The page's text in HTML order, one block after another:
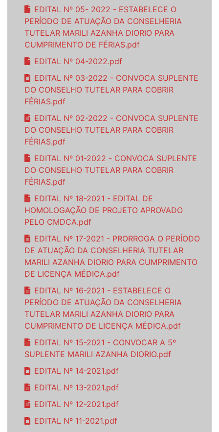
EDITAL Nº 05- 2022 - ESTABELECE O
PERÍODO DE ATUAÇÃO DA CONSELHERIA
TUTELAR MARILI AZANHA DIORIO PARA
CUMPRIMENTO DE FÉRIAS.pdf
EDITAL Nº 04-2022.pdf
EDITAL Nº 03-2022 - CONVOCA SUPLENTE
DO CONSELHO TUTELAR PARA COBRIR
FÉRIAS.pdf
EDITAL Nº 02-2022 - CONVOCA SUPLENTE
DO CONSELHO TUTELAR PARA COBRIR
FÉRIAS.pdf
EDITAL Nº 01-2022 - CONVOCA SUPLENTE
DO CONSELHO TUTELAR PARA COBRIR
FÉRIAS.pdf
EDITAL Nº 18-2021 - EDITAL DE
HOMOLOGAÇÃO DE PROJETO APROVADO
PELO CMDCA.pdf
EDITAL Nº 17-2021 - PRORROGA O PERÍODO
DE ATUAÇÃO DA CONSELHERIA TUTELAR
MARILI AZANHA DIORIO PARA CUMPRIMENTO
DE LICENÇA MÉDICA.pdf
EDITAL Nº 16-2021 - ESTABELECE O
PERÍODO DE ATUAÇÃO DA CONSELHERIA
TUTELAR MARILI AZANHA DIORIO PARA
CUMPRIMENTO DE LICENÇA MÉDICA.pdf
EDITAL Nº 15-2021 - CONVOCAR A 5º
SUPLENTE MARILI AZANHA DIORIO.pdf
EDITAL Nº 14-2021.pdf
EDITAL Nº 13-2021.pdf
EDITAL Nº 12-2021.pdf
EDITAL Nº 11-2021.pdf